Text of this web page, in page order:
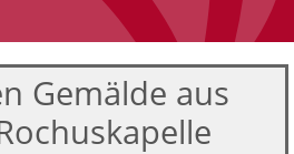
Gemälde aus